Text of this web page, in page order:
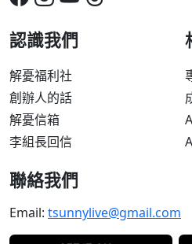
認識我們
解憂福利社
創辦人的話
解憂信箱
李組長回信
聯絡我們
Email: tsunnylive@gmail.com